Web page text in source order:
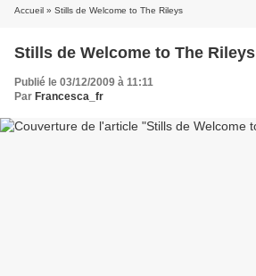
Accueil » Stills de Welcome to The Rileys
Stills de Welcome to The Rileys
Publié le 03/12/2009 à 11:11
Par Francesca_fr